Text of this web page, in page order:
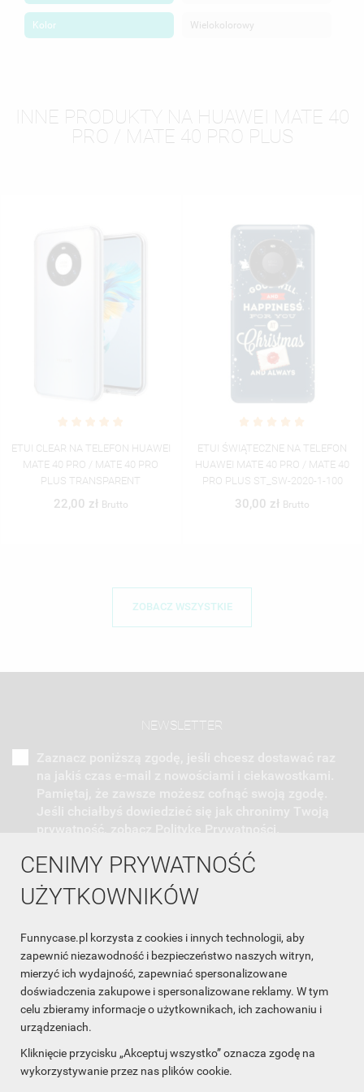
CENIMY PRYWATNOŚĆ
UŻYTKOWNIKÓW
Funnycase.pl korzysta z cookies i innych technologii, aby
zapewnić niezawodność i bezpieczeństwo naszych witryn,
mierzyć ich wydajność, zapewniać spersonalizowane
doświadczenia zakupowe i spersonalizowane reklamy. W tym
celu zbieramy informacje o użytkownikach, ich zachowaniu i
urządzeniach.
Kliknięcie przycisku „Akceptuj wszystko” oznacza zgodę na
wykorzystywanie przez nas plików cookie.
Kolor Wielokolorowy
INNE PRODUKTY NA HUAWEI MATE 40
PRO / MATE 40 PRO PLUS
CLEAR NA TELEFON HUAWEI
40 PRO / MATE 40 PRO
PLUS TRANSPARENT
22,00 złBrutto
ETUI ŚWIĄTECZNE NA TELEFON
HUAWEI MATE 40 PRO / MATE 40
PRO PLUS ST_SW-2020-1-100
30,00 złBrutto
ZOBACZ WSZYSTKIE
NEWSLETTER
INFORMACJA O SKLEPIE
INFORMACJE
OBSŁUGA KLIENTA
WSPÓŁPRACA
ŚLEDŹ NAS NA FACEBOOKU